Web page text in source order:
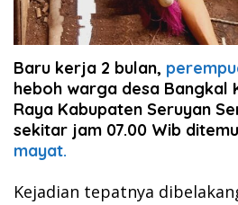
Baru kerja 2 bulan,
heboh warga desa Bangkal
Raya Kabupaten Seruyan
sekitar jam 07.00 Wib
mayat.
Kejadian tepatnya